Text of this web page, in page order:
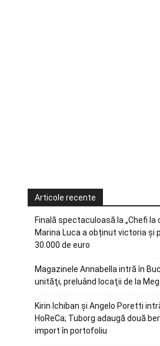
Articole recente
Finală spectaculoasă la „Chefi la
Marina Luca a obținut victoria și
30.000 de euro
Magazinele Annabella intră în
unităţi, preluând locaţii de la
Kirin Ichiban și Angelo Poretti
HoReCa; Tuborg adaugă două
import în portofoliu